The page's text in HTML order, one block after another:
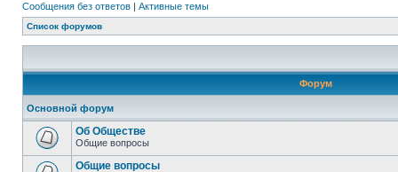
Сообщения без ответов | Активные темы
Список форумов
Форум
Основной форум
Об Обществе
Общие вопросы
Общие вопросы